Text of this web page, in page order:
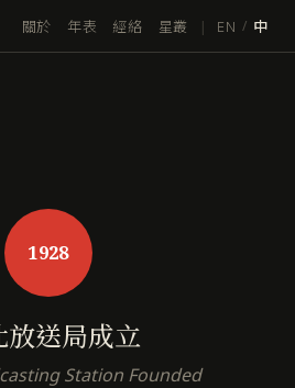
關於 年表 經絡 星叢 | EN / 中
1928
放送局成立
Station Founded